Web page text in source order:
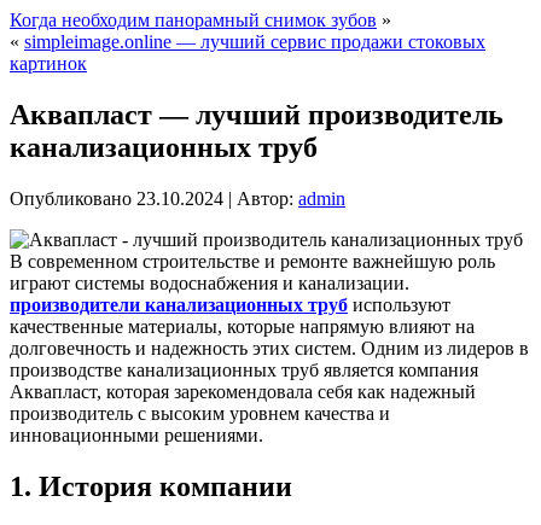
Когда необходим панорамный снимок зубов »
« simpleimage.online — лучший сервис продажи стоковых
картинок
Аквапласт — лучший производитель
канализационных труб
Опубликовано 23.10.2024 | Автор: admin
В современном строительстве и ремонте важнейшую роль
играют системы водоснабжения и канализации.
производители канализационных труб используют
качественные материалы, которые напрямую влияют на
долговечность и надежность этих систем. Одним из лидеров в
производстве канализационных труб является компания
Аквапласт, которая зарекомендовала себя как надежный
производитель с высоким уровнем качества и
инновационными решениями.
1. История компании